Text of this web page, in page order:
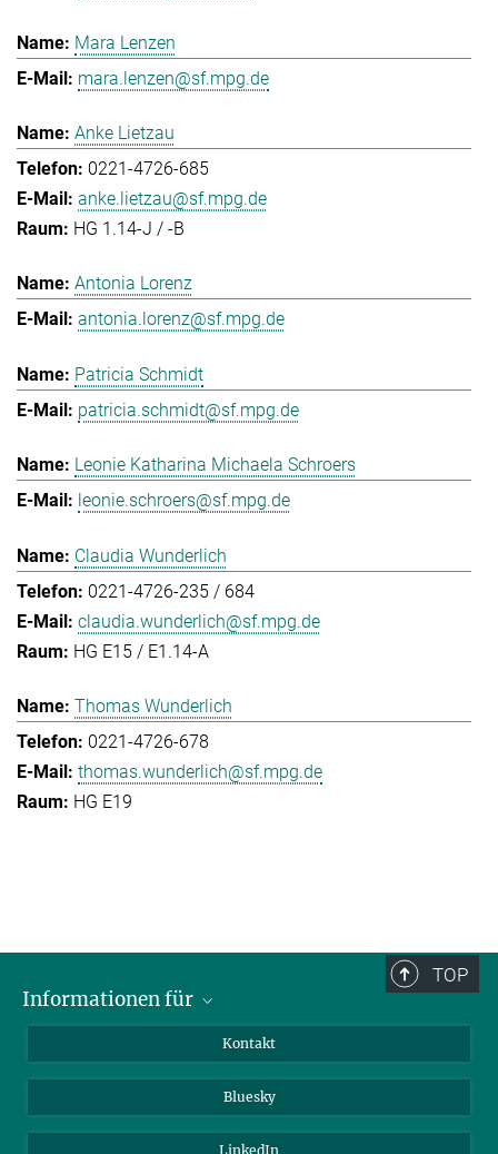
Mara Lenzen
mara.lenzen@sf.mpg.de
Anke Lietzau
0221-4726-685
anke.lietzau@sf.mpg.de
HG 1.14-J / -B
Antonia Lorenz
antonia.lorenz@sf.mpg.de
Patricia Schmidt
patricia.schmidt@sf.mpg.de
Leonie Katharina Michaela Schroers
leonie.schroers@sf.mpg.de
Claudia Wunderlich
0221-4726-235 / 684
claudia.wunderlich@sf.mpg.de
HG E15 / E1.14-A
Thomas Wunderlich
0221-4726-678
thomas.wunderlich@sf.mpg.de
HG E19
TOP
Informationen für
Bewerbende
Forschende
Kontakt
Bluesky
LinkedIn